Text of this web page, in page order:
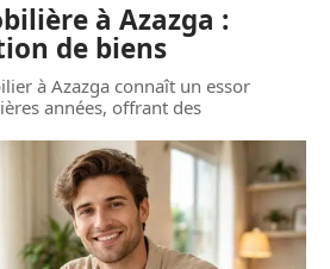
à Azazga :
de biens
à Azazga connaît un essor
années, offrant des